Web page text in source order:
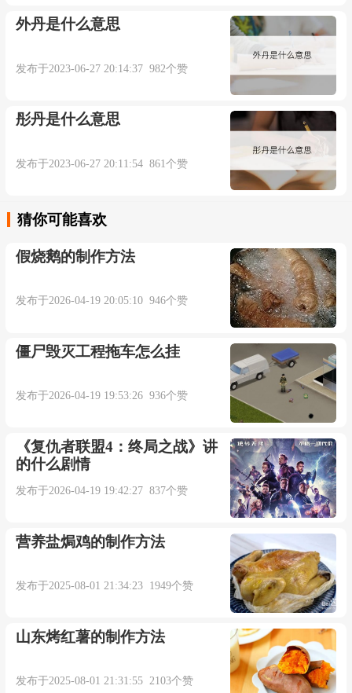
外丹是什么意思
发布于2023-06-27 20:14:37 982个赞
彤丹是什么意思
发布于2023-06-27 20:11:54 861个赞
猜你可能喜欢
假烧鹅的制作方法
发布于2026-04-19 20:05:10 946个赞
僵尸毁灭工程拖车怎么挂
发布于2026-04-19 19:53:26 936个赞
《复仇者联盟4：终局之战》讲
的什么剧情
发布于2026-04-19 19:42:27 837个赞
营养盐焗鸡的制作方法
发布于2025-08-01 21:34:23 1949个赞
山东烤红薯的制作方法
发布于2025-08-01 21:31:55 2103个赞